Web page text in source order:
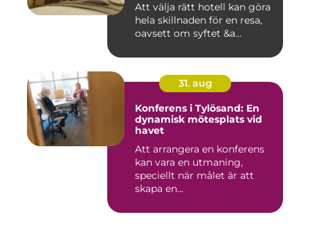
Att välja rätt hotell kan göra
hela skillnaden för en resa,
oavsett om syftet &a...
31. aug
Konferens i Tylösand: En
dynamisk mötesplats vid
havet
Att arrangera en konferens
kan vara en utmaning,
speciellt när målet är att
skapa en...